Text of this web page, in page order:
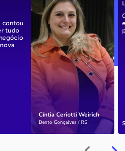
Cíntia Ceriotti Weirich
Bento Gonçalves / RS
contou
tudo